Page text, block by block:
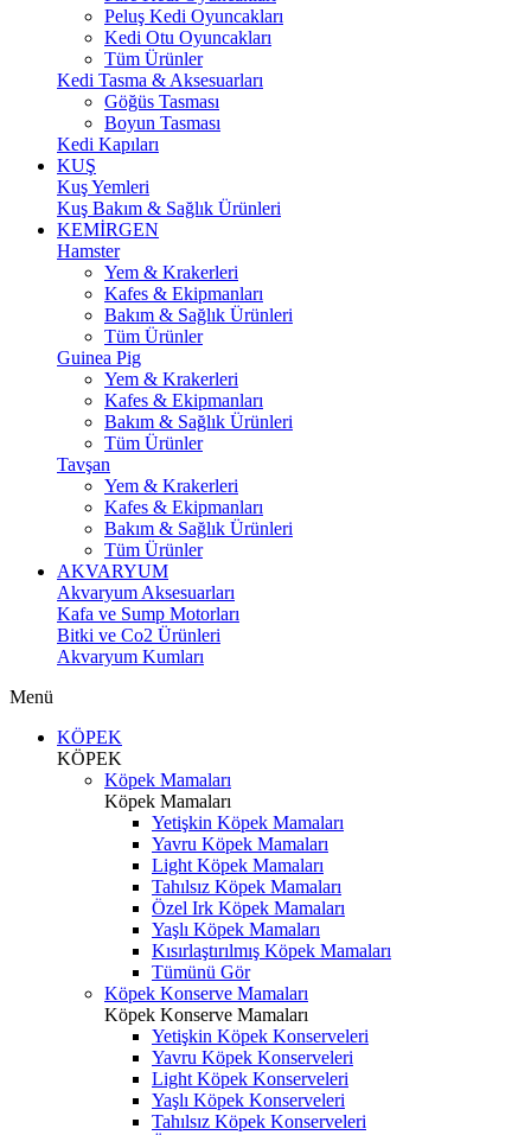
Peluş Kedi Oyuncakları
Kedi Otu Oyuncakları
Tüm Ürünler
Kedi Tasma & Aksesuarları
Göğüs Tasması
Boyun Tasması
Kedi Kapıları
KUŞ
Kuş Yemleri
Kuş Bakım & Sağlık Ürünleri
KEMİRGEN
Hamster
Yem & Krakerleri
Kafes & Ekipmanları
Bakım & Sağlık Ürünleri
Tüm Ürünler
Guinea Pig
Yem & Krakerleri
Kafes & Ekipmanları
Bakım & Sağlık Ürünleri
Tüm Ürünler
Tavşan
Yem & Krakerleri
Kafes & Ekipmanları
Bakım & Sağlık Ürünleri
Tüm Ürünler
AKVARYUM
Akvaryum Aksesuarları
Kafa ve Sump Motorları
Bitki ve Co2 Ürünleri
Akvaryum Kumları
Menü
KÖPEK
KÖPEK
Köpek Mamaları
Köpek Mamaları
Yetişkin Köpek Mamaları
Yavru Köpek Mamaları
Light Köpek Mamaları
Tahılsız Köpek Mamaları
Özel Irk Köpek Mamaları
Yaşlı Köpek Mamaları
Kısırlaştırılmış Köpek Mamaları
Tümünü Gör
Köpek Konserve Mamaları
Köpek Konserve Mamaları
Yetişkin Köpek Konserveleri
Yavru Köpek Konserveleri
Light Köpek Konserveleri
Yaşlı Köpek Konserveleri
Tahılsız Köpek Konserveleri